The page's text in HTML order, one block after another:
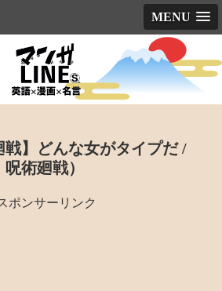
MENU
戦】どんな女がタイプだ /
術廻戦）
ポンサーリンク